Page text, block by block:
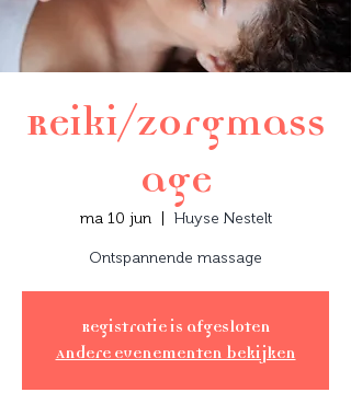
Reiki/zorgmass
age
ma 10 jun
  |
Huyse Nestelt
Ontspannende massage
Registratie is afgesloten
Andere evenementen bekijken